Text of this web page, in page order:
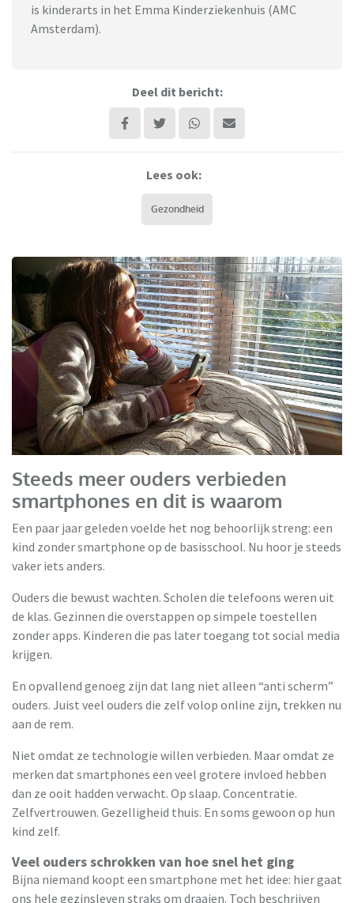
is kinderarts in het Emma Kinderziekenhuis (AMC
Amsterdam).
Deel dit bericht:
Lees ook:
Gezondheid
Steeds meer ouders verbieden
smartphones en dit is waarom
Een paar jaar geleden voelde het nog behoorlijk streng: een
kind zonder smartphone op de basisschool. Nu hoor je steeds
vaker iets anders.
Ouders die bewust wachten. Scholen die telefoons weren uit
de klas. Gezinnen die overstappen op simpele toestellen
zonder apps. Kinderen die pas later toegang tot social media
krijgen.
En opvallend genoeg zijn dat lang niet alleen “anti scherm”
ouders. Juist veel ouders die zelf volop online zijn, trekken nu
aan de rem.
Niet omdat ze technologie willen verbieden. Maar omdat ze
merken dat smartphones een veel grotere invloed hebben
dan ze ooit hadden verwacht. Op slaap. Concentratie.
Zelfvertrouwen. Gezelligheid thuis. En soms gewoon op hun
kind zelf.
Veel ouders schrokken van hoe snel het ging
Bijna niemand koopt een smartphone met het idee: hier gaat
ons hele gezinsleven straks om draaien. Toch beschrijven